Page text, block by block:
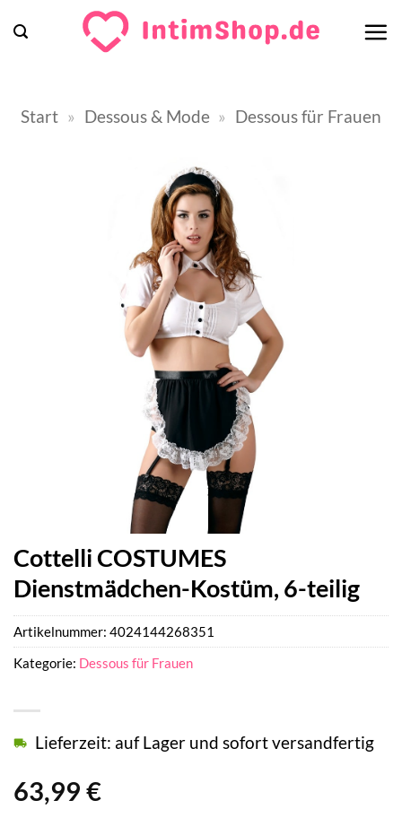
Inhalt
Start » Dessous & Mode » Dessous für Frauen
Cottelli COSTUMES
Dienstmädchen-Kostüm, 6-teilig
63,99 €
Lieferzeit: auf Lager und sofort versandfertig
Artikelnummer: 4024144268351
Kategorie: Dessous für Frauen